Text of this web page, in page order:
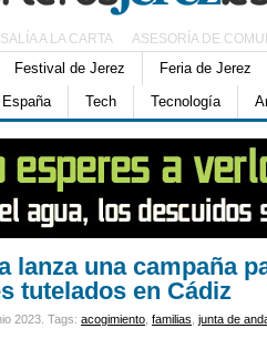
A LA CARTA ASESORÍA DE
Festival de Jerez Feria de Jerez
Tech Tecnología
lanza una campaña
tutelados en Cádiz
2023. Tags: acogimiento familias junta de